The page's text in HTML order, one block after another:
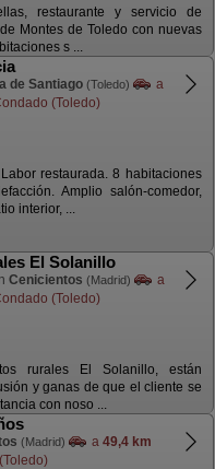
restaurante y servicio de
Montes de Toledo con nuevas
s ...
de Santiago (Toledo)
a
(Toledo)
restaurada. 8 habitaciones
Amplio salón-comedor,
interior, ...
El Solanillo
Cenicientos (Madrid)
a
(Toledo)
rurales El Solanillo, están
y ganas de que el cliente se
con noso ...
(Madrid) a 49,4 km